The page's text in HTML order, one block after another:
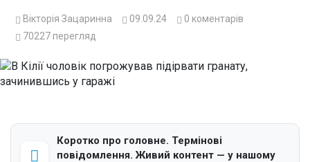
Вікторія Зацаринна 09.09.24 0 коментарів
70227 перегляд
Коротко про головне. Термінові
повідомлення. Живий контент — у нашому